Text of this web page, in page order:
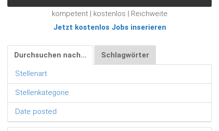
kompetent | kostenlos | Reichweite
Jetzt kostenlos Jobs inserieren
Durchsuchen nach… Schlagwörter
Stellenart
Stellenkategorie
Date posted